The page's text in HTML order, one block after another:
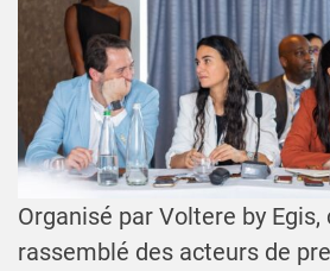
Organisé par Voltere by
rassemblé des acteurs de